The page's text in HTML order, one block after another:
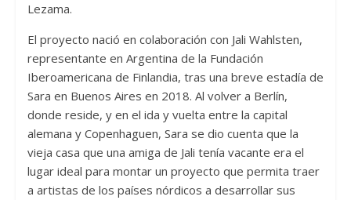
Lezama.
El proyecto nació en colaboración con Jali Wahlsten,
representante en Argentina de la Fundación
Iberoamericana de Finlandia, tras una breve estadía de
Sara en Buenos Aires en 2018. Al volver a Berlín,
donde reside, y en el ida y vuelta entre la capital
alemana y Copenhaguen, Sara se dio cuenta que la
vieja casa que una amiga de Jali tenía vacante era el
lugar ideal para montar un proyecto que permita traer
a artistas de los países nórdicos a desarrollar sus